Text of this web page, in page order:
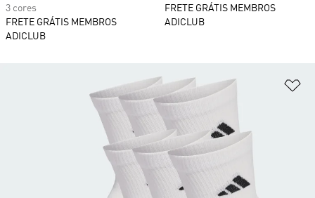
3 cores
FRETE GRÁTIS MEMBROS
ADICLUB
FRETE GRÁTIS MEMBROS
ADICLUB